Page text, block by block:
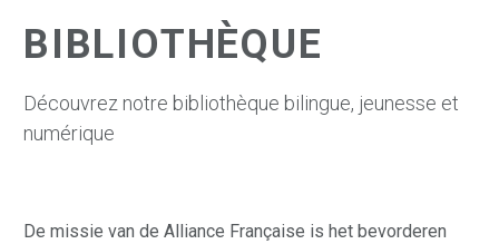
NEDERLANDS
BIBLIOTHÈQUE
Découvrez notre bibliothèque bilingue, jeunesse et
numérique
De missie van de Alliance Française is het bevorderen